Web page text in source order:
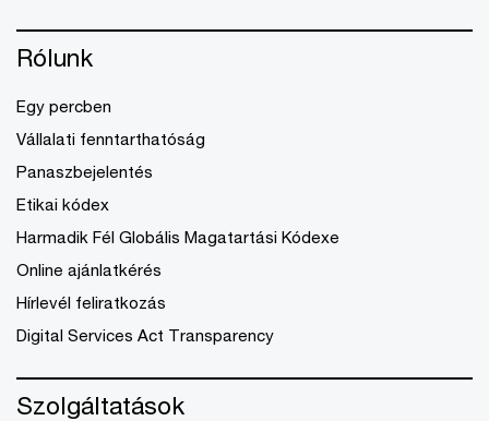
Rólunk
Egy percben
Vállalati fenntarthatóság
Panaszbejelentés
Etikai kódex
Harmadik Fél Globális Magatartási Kódexe
Online ajánlatkérés
Hírlevél feliratkozás
Digital Services Act Transparency
Szolgáltatások